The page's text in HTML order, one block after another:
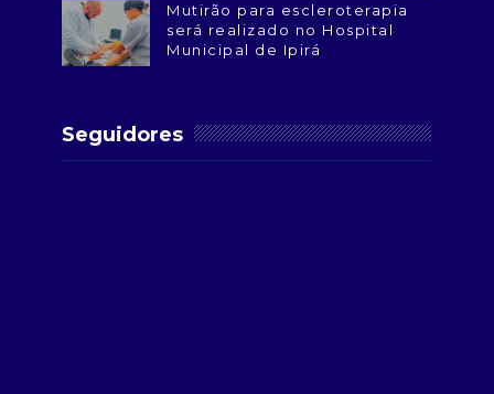
Mutirão para escleroterapia
será realizado no Hospital
Municipal de Ipirá
Seguidores